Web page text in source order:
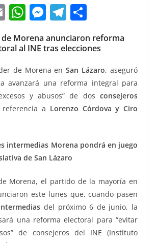
E
m
ai
W
at
A
p
p
M
ss
n
g
er
T
e
a
m
m
p
ar
tir
Morena anunciaron reforma
al INE tras elecciones
de Morena en San Lázaro, aseguró
avanzará una reforma integral para
y abusos” de dos consejeros
a Lorenzo Córdova y Ciro
intermedias Morena pondrá en juego
de San Lázaro
Morena, el partido de la mayoría en
este lunes que, cuando pasen
del próximo 6 de junio, la
una reforma electoral para “evitar
de consejeros del INE (Instituto